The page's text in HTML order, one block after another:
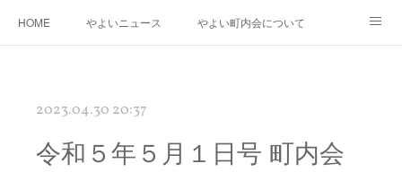
HOME やよいニュース やよい町内会について
桃の花さく やよい再生プロジェクトやよいの「花桃」と南三陸町の「椿」の物語
やよいギャラリー リンク
2023.04.30 20:37
令和５年５月１日号 町内会